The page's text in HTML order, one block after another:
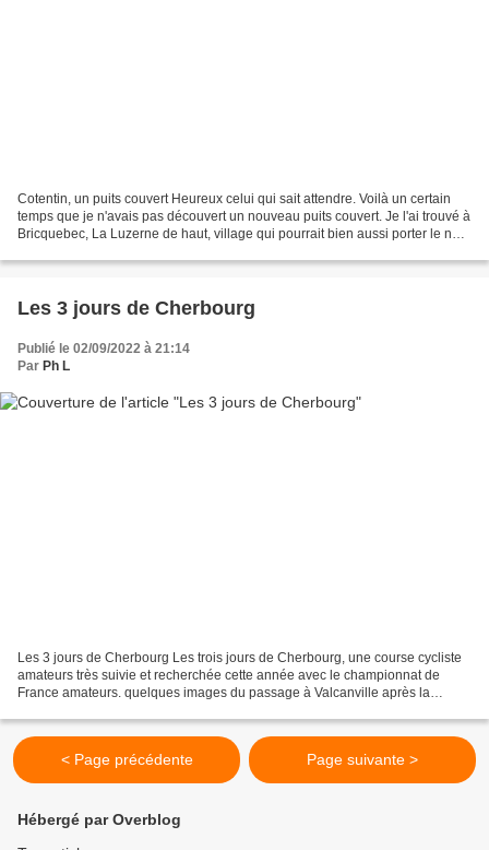
Cotentin, un puits couvert Heureux celui qui sait attendre. Voilà un certain
temps que je n'avais pas découvert un nouveau puits couvert. Je l'ai trouvé à
Bricquebec, La Luzerne de haut, village qui pourrait bien aussi porter le nom
Les 3 jours de Cherbourg
Publié le 02/09/2022 à 21:14
Par Ph L
Les 3 jours de Cherbourg Les trois jours de Cherbourg, une course cycliste
amateurs très suivie et recherchée cette année avec le championnat de
France amateurs. quelques images du passage à Valcanville après la
< Page précédente Page suivante >
Hébergé par Overblog